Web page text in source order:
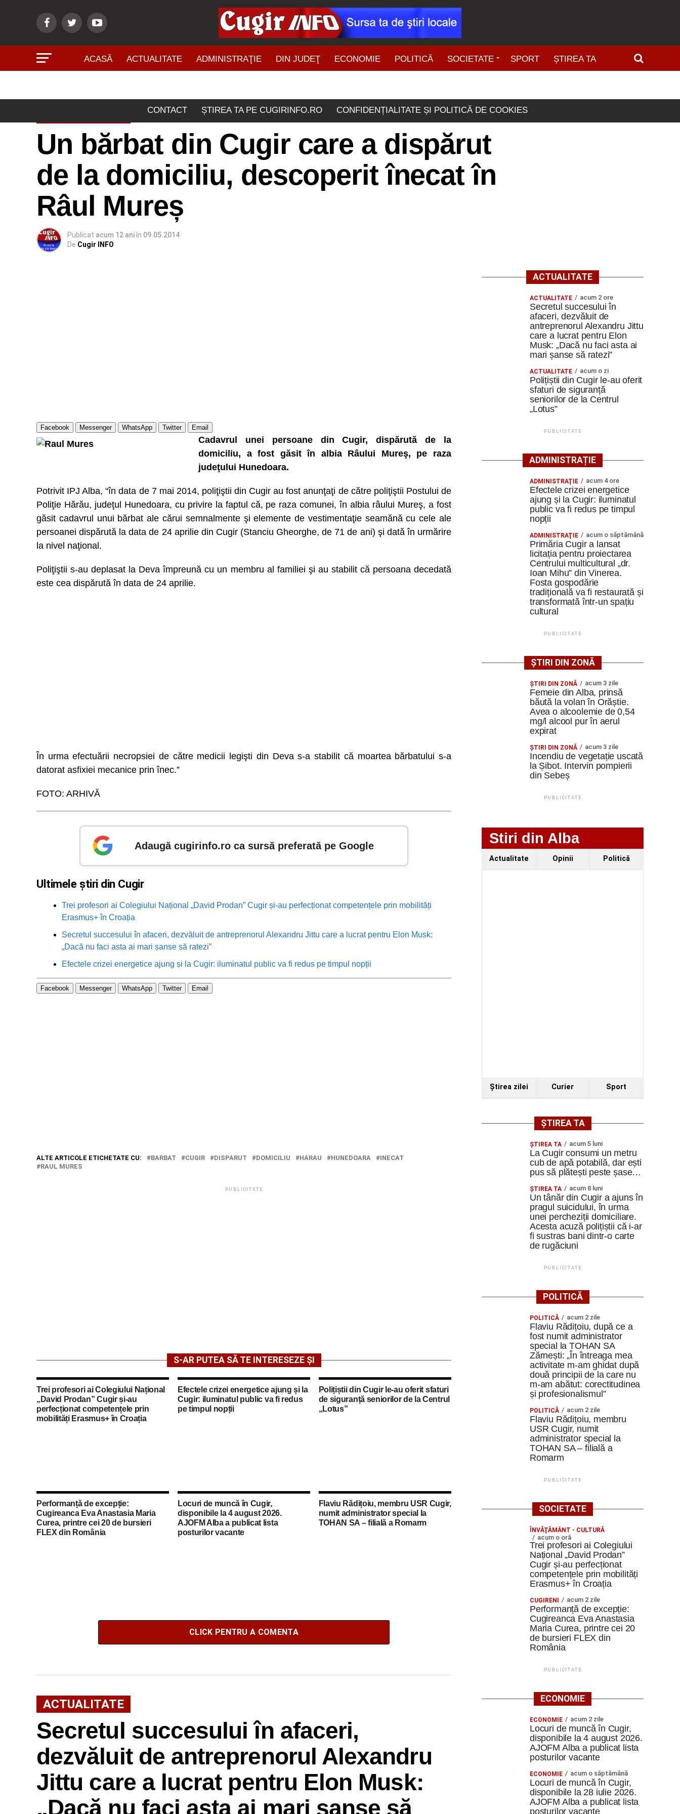
ACASĂ ACTUALITATE ADMINISTRAŢIE DIN JUDEŢ ECONOMIE POLITICĂ SOCIETATE SPORT ȘTIREA TA
CONTACT ȘTIREA TA PE CUGIRINFO.RO CONFIDENȚIALITATE ȘI POLITICĂ DE COOKIES
Un bărbat din Cugir care a dispărut
de la domiciliu, descoperit înecat în
Râul Mureș
Publicat acum 12 aniîn 09.05.2014
De Cugir INFO
Facebook Messenger WhatsApp Twitter Email
Cadavrul unei persoane din Cugir, dispărută de la
domiciliu, a fost găsit în albia Râului Mureş, pe raza
judeţului Hunedoara.
Potrivit IPJ Alba, “în data de 7 mai 2014, poliţiştii din Cugir au fost anunţaţi de către poliţiştii Postului de
Poliţie Hărău, judeţul Hunedoara, cu privire la faptul că, pe raza comunei, în albia râului Mureş, a fost
găsit cadavrul unui bărbat ale cărui semnalmente şi elemente de vestimentaţie seamănă cu cele ale
persoanei dispărută la data de 24 aprilie din Cugir (Stanciu Gheorghe, de 71 de ani) şi dată în urmărire
la nivel naţional.
Poliţiştii s-au deplasat la Deva împreună cu un membru al familiei şi au stabilit că persoana decedată
este cea dispărută în data de 24 aprilie.
În urma efectuării necropsiei de către medicii legişti din Deva s-a stabilit că moartea bărbatului s-a
datorat asfixiei mecanice prin înec.”
FOTO: ARHIVĂ
Adaugă cugirinfo.ro ca sursă preferată pe Google
Ultimele știri din Cugir
Trei profesori ai Colegiului Național „David Prodan” Cugir și-au perfecționat competențele prin mobilități
Erasmus+ în Croația
Secretul succesului în afaceri, dezvăluit de antreprenorul Alexandru Jittu care a lucrat pentru Elon Musk:
„Dacă nu faci asta ai mari șanse să ratezi”
Efectele crizei energetice ajung și la Cugir: iluminatul public va fi redus pe timpul nopții
Facebook Messenger WhatsApp Twitter Email
ALTE ARTICOLE ETICHETATE CU: BARBAT CUGIR DISPARUT DOMICILIU HARAU HUNEDOARA
INECAT
RAUL MURES
PUBLICITATE
S-AR PUTEA SĂ TE INTERESEZE ȘI
Trei profesori ai Colegiului Național
„David Prodan” Cugir și-au
perfecționat competențele prin
mobilități Erasmus+ în Croația
Efectele crizei energetice ajung și la
Cugir: iluminatul public va fi redus
pe timpul nopții
Polițiștii din Cugir le-au oferit sfaturi
de siguranță seniorilor de la Centrul
„Lotus”
Performanță de excepție:
Cugireanca Eva Anastasia Maria
Curea, printre cei 20 de bursieri
FLEX din România
Locuri de muncă în Cugir,
disponibile la 4 august 2026.
AJOFM Alba a publicat lista
posturilor vacante
Flaviu Rădițoiu, membru USR Cugir,
numit administrator special la
TOHAN SA – filială a Romarm
CLICK PENTRU A COMENTA
ACTUALITATE
Secretul succesului în afaceri,
dezvăluit de antreprenorul Alexandru
Jittu care a lucrat pentru Elon Musk:
„Dacă nu faci asta ai mari șanse să
ACTUALITATE
ACTUALITATE acum 2 ore
Secretul succesului în
afaceri, dezvăluit de
antreprenorul Alexandru Jittu
care a lucrat pentru Elon
Musk: „Dacă nu faci asta ai
mari șanse să ratezi”
ACTUALITATE acum o zi
Polițiștii din Cugir le-au oferit
sfaturi de siguranță
seniorilor de la Centrul
„Lotus”
PUBLICITATE
ADMINISTRAȚIE
ADMINISTRAŢIE acum 4 ore
Efectele crizei energetice
ajung și la Cugir: iluminatul
public va fi redus pe timpul
nopții
ADMINISTRAŢIE acum o săptămână
Primăria Cugir a lansat
licitația pentru proiectarea
Centrului multicultural „dr.
Ioan Mihu” din Vinerea.
Fosta gospodărie
tradițională va fi restaurată și
transformată într-un spațiu
cultural
PUBLICITATE
ȘTIRI DIN ZONĂ
ŞTIRI DIN ZONĂ acum 3 zile
Femeie din Alba, prinsă
băută la volan în Orăștie.
Avea o alcoolemie de 0,54
mg/l alcool pur în aerul
expirat
ŞTIRI DIN ZONĂ acum 3 zile
Incendiu de vegetație uscată
la Șibot. Intervin pompierii
din Sebeș
PUBLICITATE
Stiri din Alba
Actualitate Opinii Politică
Ştirea zilei Curier Sport
ȘTIREA TA
ȘTIREA TA acum 5 luni
La Cugir consumi un metru
cub de apă potabilă, dar ești
pus să plătești peste șase…
ȘTIREA TA acum 8 luni
Un tânăr din Cugir a ajuns în
pragul suicidului, în urma
unei percheziții domiciliare.
Acesta acuză polițiștii că i-ar
fi sustras bani dintr-o carte
de rugăciuni
PUBLICITATE
POLITICĂ
POLITICĂ acum 2 zile
Flaviu Rădițoiu, după ce a
fost numit administrator
special la TOHAN SA
Zărnești: „În întreaga mea
activitate m-am ghidat după
două principii de la care nu
m-am abătut: corectitudinea
și profesionalismul”
POLITICĂ acum 2 zile
Flaviu Rădițoiu, membru
USR Cugir, numit
administrator special la
TOHAN SA – filială a
Romarm
PUBLICITATE
SOCIETATE
ÎNVĂŢĂMÂNT - CULTURĂ
acum o oră
Trei profesori ai Colegiului
Național „David Prodan”
Cugir și-au perfecționat
competențele prin mobilități
Erasmus+ în Croația
CUGIRENI acum 2 zile
Performanță de excepție:
Cugireanca Eva Anastasia
Maria Curea, printre cei 20
de bursieri FLEX din
România
PUBLICITATE
ECONOMIE
ECONOMIE acum 2 zile
Locuri de muncă în Cugir,
disponibile la 4 august 2026.
AJOFM Alba a publicat lista
posturilor vacante
ECONOMIE acum o săptămână
Locuri de muncă în Cugir,
disponibile la 28 iulie 2026.
AJOFM Alba a publicat lista
posturilor vacante